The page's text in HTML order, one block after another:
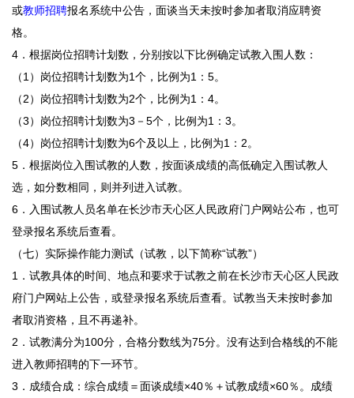
或教师招聘报名系统中公告，面谈当天未按时参加者取消应聘资
格。
4．根据岗位招聘计划数，分别按以下比例确定试教入围人数：
（1）岗位招聘计划数为1个，比例为1：5。
（2）岗位招聘计划数为2个，比例为1：4。
（3）岗位招聘计划数为3－5个，比例为1：3。
（4）岗位招聘计划数为6个及以上，比例为1：2。
5．根据岗位入围试教的人数，按面谈成绩的高低确定入围试教人
选，如分数相同，则并列进入试教。
6．入围试教人员名单在长沙市天心区人民政府门户网站公布，也可
登录报名系统后查看。
（七）实际操作能力测试（试教，以下简称“试教”）
1．试教具体的时间、地点和要求于试教之前在长沙市天心区人民政
府门户网站上公告，或登录报名系统后查看。试教当天未按时参加
者取消资格，且不再递补。
2．试教满分为100分，合格分数线为75分。没有达到合格线的不能
进入教师招聘的下一环节。
3．成绩合成：综合成绩＝面谈成绩×40％＋试教成绩×60％。成绩